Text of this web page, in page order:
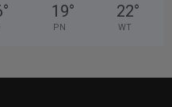
° 19°
PN
22°
WT